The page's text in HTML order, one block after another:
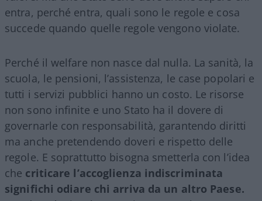
entra, perché entra, quali sono le regole e cosa
succede quando quelle regole vengono violate.
Perché il welfare non nasce dal nulla. La sanità, la
scuola, le pensioni, l’assistenza, le case popolari e
tutti i servizi pubblici hanno un costo. Le risorse
non sono infinite e uno Stato ha il dovere di
governarle con responsabilità, garantendo diritti
ma anche pretendendo doveri e rispetto delle
regole. E soprattutto bisogna smetterla con l’idea
che criticare l’accoglienza indiscriminata
significhi odiare chi arriva da un altro Paese.